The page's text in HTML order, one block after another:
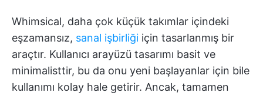
Whimsical, daha çok küçük takımlar içindeki
eşzamansız, sanal işbirliği için tasarlanmış bir
araçtır. Kullanıcı arayüzü tasarımı basit ve
minimalisttir, bu da onu yeni başlayanlar için bile
kullanımı kolay hale getirir. Ancak, tamamen